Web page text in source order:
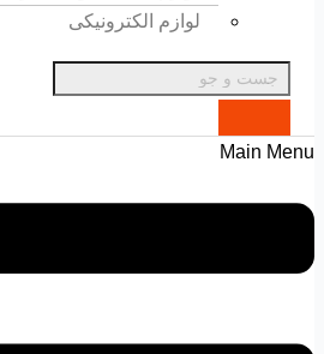
لوازم الکترونیکی
Main Menu